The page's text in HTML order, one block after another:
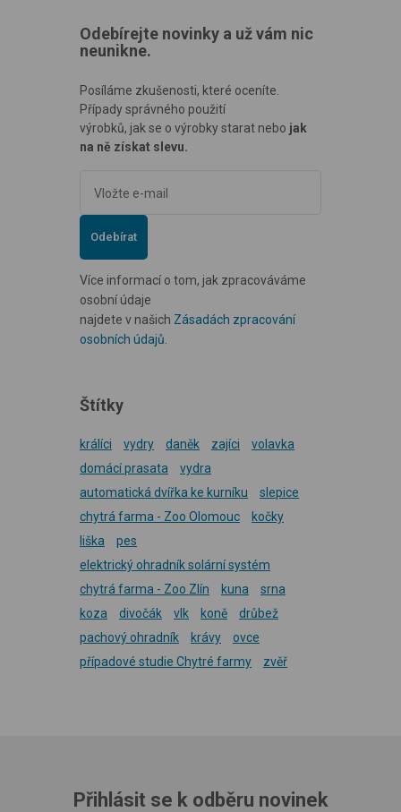
Odebírejte novinky a už vám nic
neunikne.
Posíláme zkušenosti, které oceníte.
Případy správného použití
výrobků, jak se o výrobky starat nebo jak
na ně získat slevu.
Odebírat
Více informací o tom, jak zpracováváme
osobní údaje
najdete v našich Zásadách zpracování
osobních údajů
Štítky
králíci vydry daněk zajíci
volavka
domácí prasata
vydra
automatická dvířka ke kurníku
slepice
chytrá farma - Zoo Olomouc
kočky
liška
pes
elektrický ohradník solární systém
chytrá farma - Zoo Zlín
kuna
srna
koza
divočák vlk koně
drůbež
pachový ohradník
krávy
ovce
případové studie Chytré farmy
zvěř
Přihlásit se k odběru novinek